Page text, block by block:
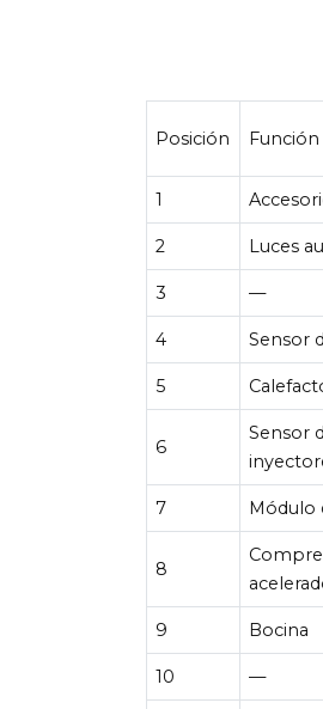
Posición Función
1
2 Luces
3 —
4 Sensor
5
6
Sensor
7 Módulo
8
9 Bocina
10 —